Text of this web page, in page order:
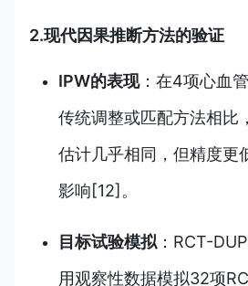
2.现代因果推断方法的验证
IPW的表现：在4项心血
传统调整或匹配方法相比
估计几乎相同，但精度更
影响[12]。
目标试验模拟 ：RCT-
用观察性数据模拟32项